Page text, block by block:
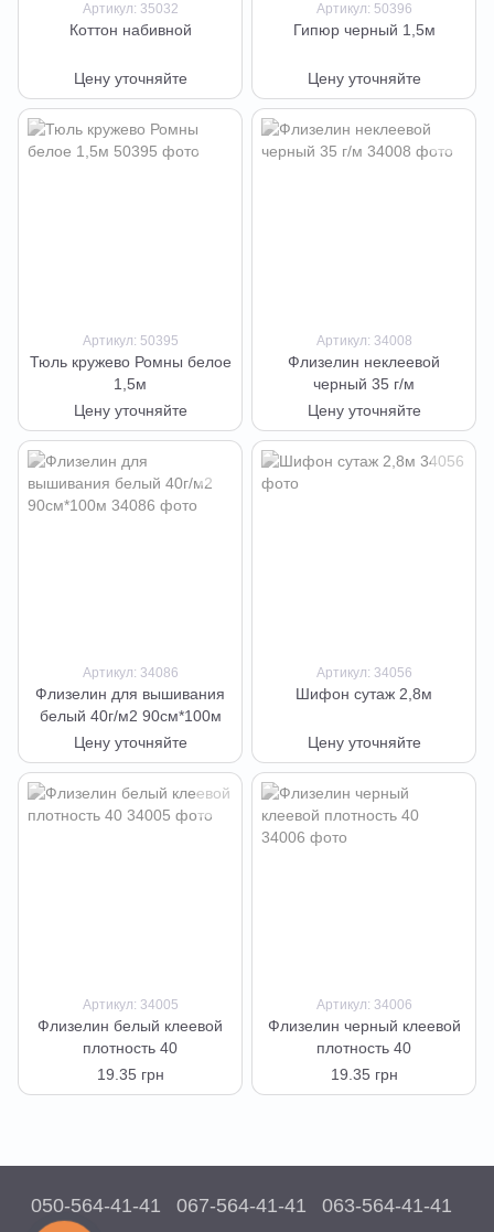
Артикул: 35032
Коттон набивной
Цену уточняйте
Артикул: 50396
Гипюр черный 1,5м
Цену уточняйте
Артикул: 50395
Тюль кружево Ромны белое
1,5м
Цену уточняйте
Артикул: 34008
Флизелин неклеевой
черный 35 г/м
Цену уточняйте
Артикул: 34086
Флизелин для вышивания
белый 40г/м2 90см*100м
Цену уточняйте
Артикул: 34056
Шифон сутаж 2,8м
Цену уточняйте
Артикул: 34005
Флизелин белый клеевой
плотность 40
19.35 грн
Артикул: 34006
Флизелин черный клеевой
плотность 40
19.35 грн
050-564-41-41 067-564-41-41
063-564-41-41